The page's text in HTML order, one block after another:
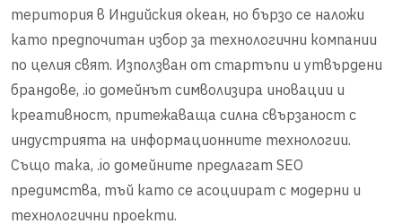
територия в Индийския океан, но бързо се наложи
като предпочитан избор за технологични компании
по целия свят. Използван от стартъпи и утвърдени
брандове, .io домейнът символизира иновации и
креативност, притежаваща силна свързаност с
индустрията на информационните технологии.
Също така, .io домейните предлагат SEO
предимства, тъй като се асоциират с модерни и
технологични проекти.